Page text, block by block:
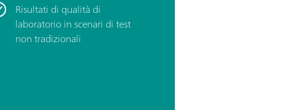
Risultati di qualità di
laboratorio in scenari di test
non tradizionali